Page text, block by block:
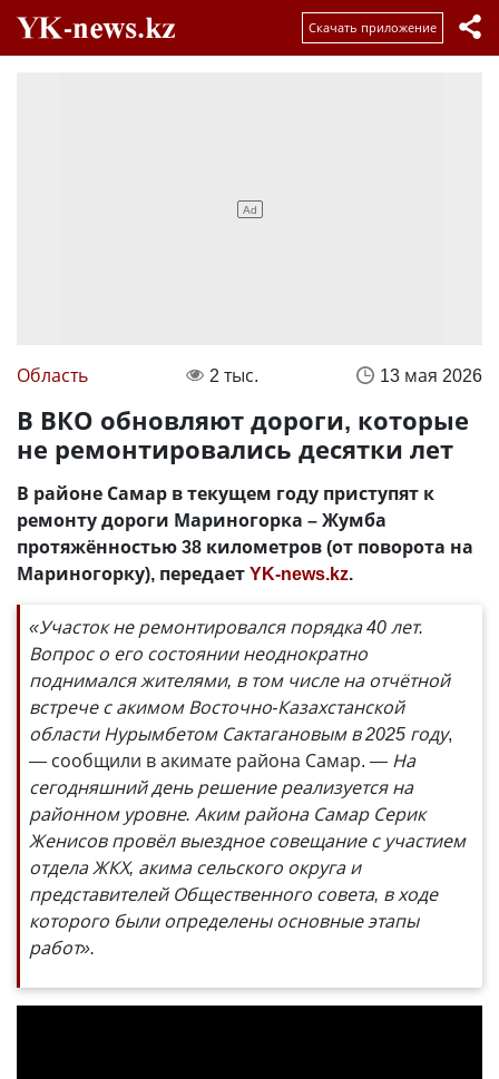
Скачать приложение
Область 2 тыс. 13 мая 2026
В ВКО обновляют дороги, которые
не ремонтировались десятки лет
В районе Самар в текущем году приступят к
ремонту дороги Мариногорка – Жумба
протяжённостью 38 километров (от поворота на
Мариногорку), передаетYK-news.kz.
«Участок не ремонтировался порядка 40 лет.
Вопрос о его состоянии неоднократно
поднимался жителями, в том числе на отчётной
встрече с акимом Восточно-Казахстанской
области Нурымбетом Сактагановым в 2025 году,
— сообщили в акимате района Самар. — На
сегодняшний день решение реализуется на
районном уровне. Аким района Самар Серик
Женисов провёл выездное совещание с участием
отдела ЖКХ, акима сельского округа и
представителей Общественного совета, в ходе
которого были определены основные этапы
работ».